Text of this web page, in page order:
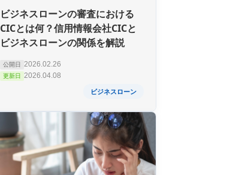
ビジネスローンの審査における
CICとは何？信用情報会社CICと
ビジネスローンの関係を解説
公開日 2026.02.26
更新日 2026.04.08
ビジネスローン